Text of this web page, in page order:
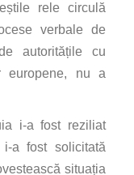
rele circulă
verbale de
autoritățile cu
europene, nu a
i-a fost reziliat
a fost solicitată
situația